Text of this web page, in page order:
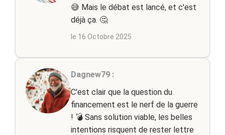
😅 Mais le débat est lancé, et c'est
déjà ça. 🤔
le 16 Octobre 2025
Dagnew79 :
C'est clair que la question du
financement est le nerf de la guerre
! 💣 Sans solution viable, les belles
intentions risquent de rester lettre